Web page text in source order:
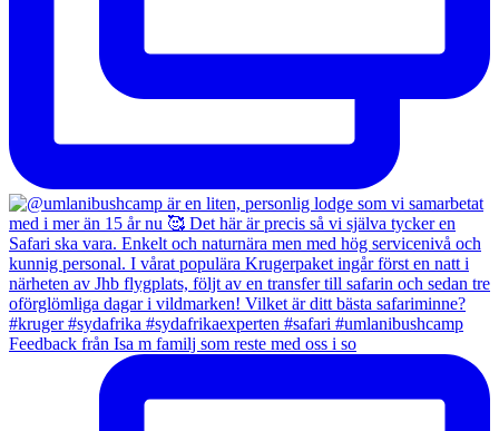
Feedback från Isa m familj som reste med oss i so